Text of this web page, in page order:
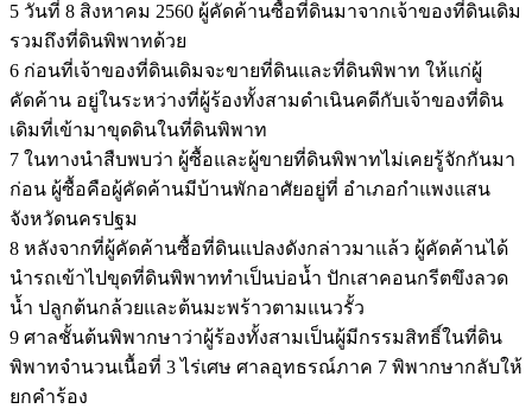
5 วันที่ 8 สิงหาคม 2560 ผู้คัดค้านซื้อที่ดินมาจากเจ้าของที่ดินเดิม
รวมถึงที่ดินพิพาทด้วย
6 ก่อนที่เจ้าของที่ดินเดิมจะขายที่ดินและที่ดินพิพาท ให้แก่ผู้
คัดค้าน อยู่ในระหว่างที่ผู้ร้องทั้งสามดำเนินคดีกับเจ้าของที่ดิน
เดิมที่เข้ามาขุดดินในที่ดินพิพาท
7 ในทางนำสืบพบว่า ผู้ซื้อและผู้ขายที่ดินพิพาทไม่เคยรู้จักกันมา
ก่อน ผู้ซื้อคือผู้คัดค้านมีบ้านพักอาศัยอยู่ที่ อำเภอกำแพงแสน
จังหวัดนครปฐม
8 หลังจากที่ผู้คัดค้านซื้อที่ดินแปลงดังกล่าวมาแล้ว ผู้คัดค้านได้
นำรถเข้าไปขุดที่ดินพิพาททำเป็นบ่อน้ำ ปักเสาคอนกรีตขึงลวด
น้ำ ปลูกต้นกล้วยและต้นมะพร้าวตามแนวรั้ว
9 ศาลชั้นต้นพิพากษาว่าผู้ร้องทั้งสามเป็นผู้มีกรรมสิทธิ์ในที่ดิน
พิพาทจำนวนเนื้อที่ 3 ไร่เศษ ศาลอุทธรณ์ภาค 7 พิพากษากลับให้
ยกคำร้อง